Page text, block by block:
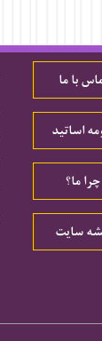
با ما
اساتید
چرا ما؟
سایت